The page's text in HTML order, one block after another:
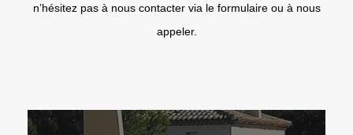
n’hésitez pas à nous contacter via le formulaire ou à nous
appeler.